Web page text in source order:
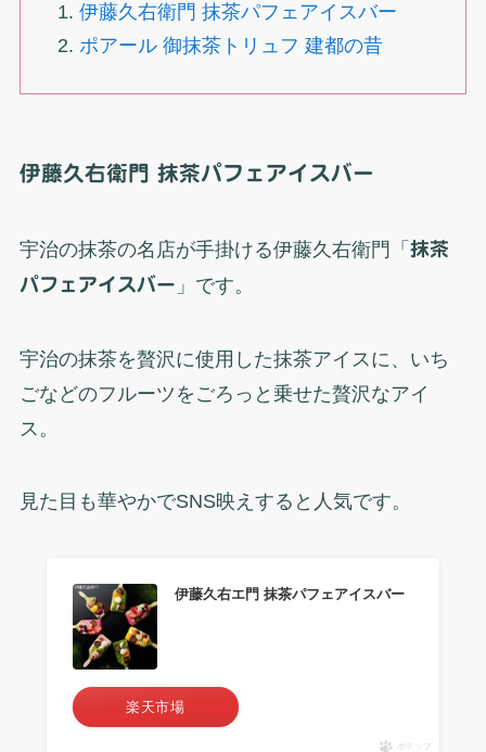
伊藤久右衛門 抹茶パフェアイスバー
ポアール 御抹茶トリュフ 建都の昔
伊藤久右衛門 抹茶パフェアイスバー
宇治の抹茶の名店が手掛ける伊藤久右衛門「 抹茶
パフェアイスバー 」です。
宇治の抹茶を贅沢に使用した抹茶アイスに、いち
ごなどのフルーツをごろっと乗せた贅沢なアイ
ス。
見た目も華やかでSNS映えすると人気です。
伊藤久右エ門 抹茶パフェアイスバー
楽天市場
ポチップ